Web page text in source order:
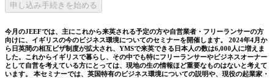
申し込み手続きを始める
今月のJEEFでは、主にこれから来英される予定の方や自営業者・フリーランサーの方
向けに、イギリスの今のビジネス環境についてのセミナーを開催します。 2024年4月か
ら日英間の相互ビザ制度が拡大され、YMSで来英できる日本人の数は6,000人に増えま
した。これからイギリスで暮らし、その中でも特にフリーランサーやビジネスオーナー
として自営を考えている方にとっては、現地の生の情報ほど重要なものはないと考えて
います。 本セミナーでは、英国特有のビジネス環境についての説明や、現役の起業家・